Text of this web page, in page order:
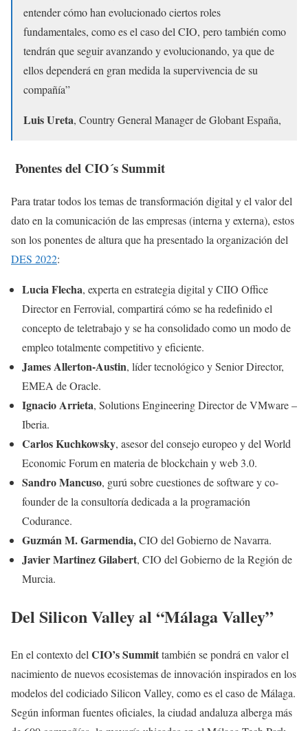
entender cómo han evolucionado ciertos roles
fundamentales, como es el caso del CIO, pero también como
tendrán que seguir avanzando y evolucionando, ya que de
ellos dependerá en gran medida la supervivencia de su
compañía”
Luis Ureta, Country General Manager de Globant España,
Ponentes del CIO´s Summit
Para tratar todos los temas de transformación digital y el valor del
dato en la comunicación de las empresas (interna y externa), estos
son los ponentes de altura que ha presentado la organización del
DES 2022:
Lucia Flecha, experta en estrategia digital y CIIO Office
Director en Ferrovial, compartirá cómo se ha redefinido el
concepto de teletrabajo y se ha consolidado como un modo de
empleo totalmente competitivo y eficiente.
James Allerton-Austin, líder tecnológico y Senior Director,
EMEA de Oracle.
Ignacio Arrieta, Solutions Engineering Director de VMware –
Iberia.
Carlos Kuchkowsky, asesor del consejo europeo y del World
Economic Forum en materia de blockchain y web 3.0.
Sandro Mancuso, gurú sobre cuestiones de software y co-
founder de la consultoría dedicada a la programación
Codurance.
Guzmán M. Garmendia,CIO del Gobierno de Navarra.
Javier Martinez Gilabert, CIO del Gobierno de la Región de
Murcia.
Del Silicon Valley al “Málaga Valley”
En el contexto del CIO’s Summittambién se pondrá en valor el
nacimiento de nuevos ecosistemas de innovación inspirados en los
modelos del codiciado Silicon Valley, como es el caso de Málaga.
Según informan fuentes oficiales, la ciudad andaluza alberga más